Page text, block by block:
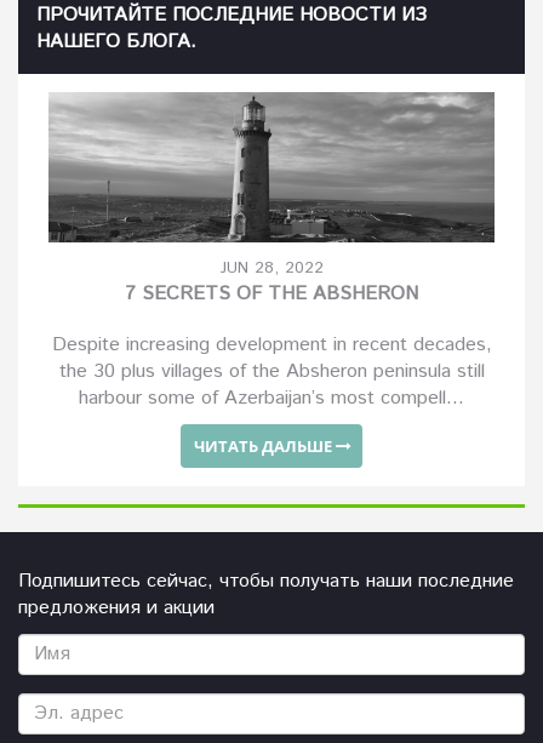
ПРОЧИТАЙТЕ ПОСЛЕДНИЕ НОВОСТИ ИЗ
НАШЕГО БЛОГА.
JUN 28, 2022
7 SECRETS OF THE ABSHERON
Despite increasing development in recent decades,
the 30 plus villages of the Absheron peninsula still
harbour some of Azerbaijan’s most compell...
ЧИТАТЬ ДАЛЬШЕ
Подпишитесь сейчас, чтобы получать наши последние
предложения и акции